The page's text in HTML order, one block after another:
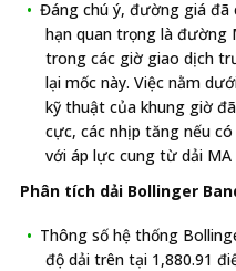
Đáng chú ý, đường giá
hạn quan trọng là đường
trong các giờ giao dịch
lại mốc này. Việc nằm
kỹ thuật của khung giờ
cực, các nhịp tăng nếu
với áp lực cung từ dải
Phân tích dải Bollinger
Thông số hệ thống
độ dải trên tại 1,880.91